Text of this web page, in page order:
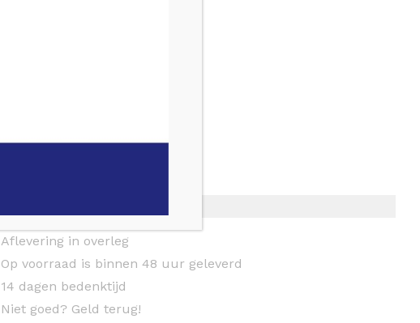
Aflevering in overleg
Op voorraad is binnen 48 uur geleverd
14 dagen bedenktijd
Niet goed? Geld terug!